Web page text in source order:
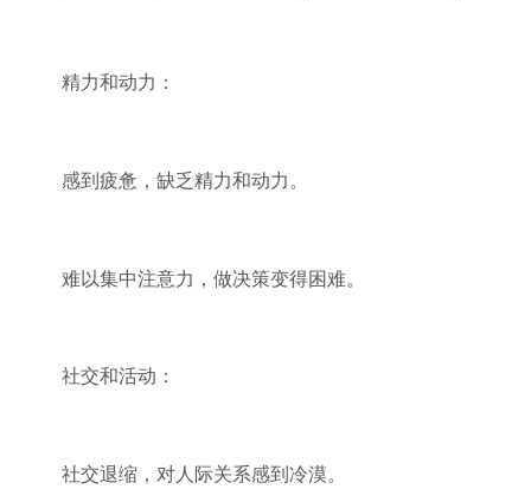
精力和动力：
感到疲惫，缺乏精力和动力。
难以集中注意力，做决策变得困难。
社交和活动：
社交退缩，对人际关系感到冷漠。